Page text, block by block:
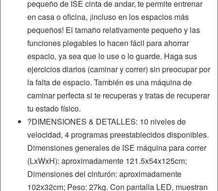
pequeño de ISE cinta de andar, te permite entrenar
en casa o oficina, ¡incluso en los espacios más
pequeños! El tamaño relativamente pequeño y las
funciones plegables lo hacen fácil para ahorrar
espacio, ya sea que lo use o lo guarde. Haga sus
ejercicios diarios (caminar y correr) sin preocupar por
la falta de espacio. También es una máquina de
caminar perfecta si te recuperas y tratas de recuperar
tu estado físico.
?DIMENSIONES & DETALLES: 10 niveles de
velocidad, 4 programas preestablecidos disponibles.
Dimensiones generales de ISE máquina para correr
(LxWxH): aproximadamente 121.5x54x125cm;
Dimensiones del cinturón: aproximadamente
102x32cm; Peso: 27kg. Con pantalla LED, muestran